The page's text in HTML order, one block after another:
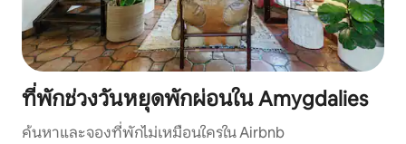
ที่พักช่วงวันหยุดพักผ่อนใน Amygdalies
ค้นหาและจองที่พักไม่เหมือนใครใน Airbnb